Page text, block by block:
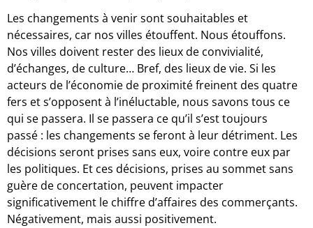
Les changements à venir sont souhaitables et
nécessaires, car nos villes étouffent. Nous étouffons.
Nos villes doivent rester des lieux de convivialité,
d’échanges, de culture… Bref, des lieux de vie. Si les
acteurs de l’économie de proximité freinent des quatre
fers et s’opposent à l’inéluctable, nous savons tous ce
qui se passera. Il se passera ce qu’il s’est toujours
passé : les changements se feront à leur détriment. Les
décisions seront prises sans eux, voire contre eux par
les politiques. Et ces décisions, prises au sommet sans
guère de concertation, peuvent impacter
significativement le chiffre d’affaires des commerçants.
Négativement, mais aussi positivement.